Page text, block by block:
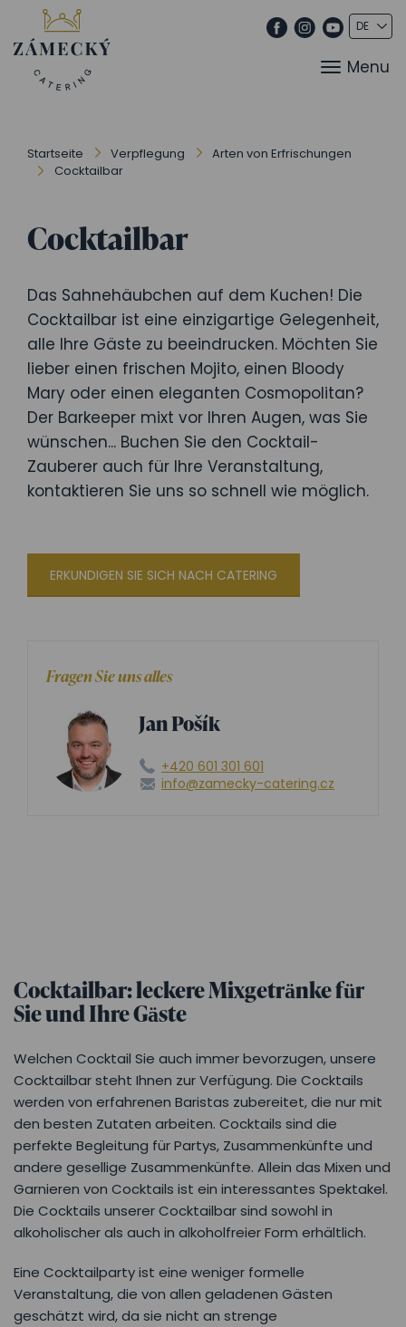
Menu
Startseite Verpflegung
Arten von Erfrischungen
Cocktailbar
Cocktailbar
Das Sahnehäubchen auf dem Kuchen! Die
Cocktailbar ist eine einzigartige Gelegenheit,
alle Ihre Gäste zu beeindrucken. Möchten Sie
lieber einen frischen Mojito, einen Bloody
Mary oder einen eleganten Cosmopolitan?
Der Barkeeper mixt vor Ihren Augen, was Sie
wünschen... Buchen Sie den Cocktail-
Zauberer auch für Ihre Veranstaltung,
kontaktieren Sie uns so schnell wie möglich.
ERKUNDIGEN SIE SICH NACH CATERING
Fragen Sie uns alles
Jan Pošík
+420 601 301 601
info@zamecky-catering.cz
Cocktailbar: leckere Mixgetränke für
Sie und Ihre Gäste
Welchen Cocktail Sie auch immer bevorzugen, unsere
Cocktailbar steht Ihnen zur Verfügung. Die Cocktails
werden von erfahrenen Baristas zubereitet, die nur mit
den besten Zutaten arbeiten. Cocktails sind die
perfekte Begleitung für Partys, Zusammenkünfte und
andere gesellige Zusammenkünfte. Allein das Mixen und
Garnieren von Cocktails ist ein interessantes Spektakel.
Die Cocktails unserer Cocktailbar sind sowohl in
alkoholischer als auch in alkoholfreier Form erhältlich.
Eine Cocktailparty ist eine weniger formelle
Veranstaltung, die von allen geladenen Gästen
geschätzt wird, da sie nicht an strenge